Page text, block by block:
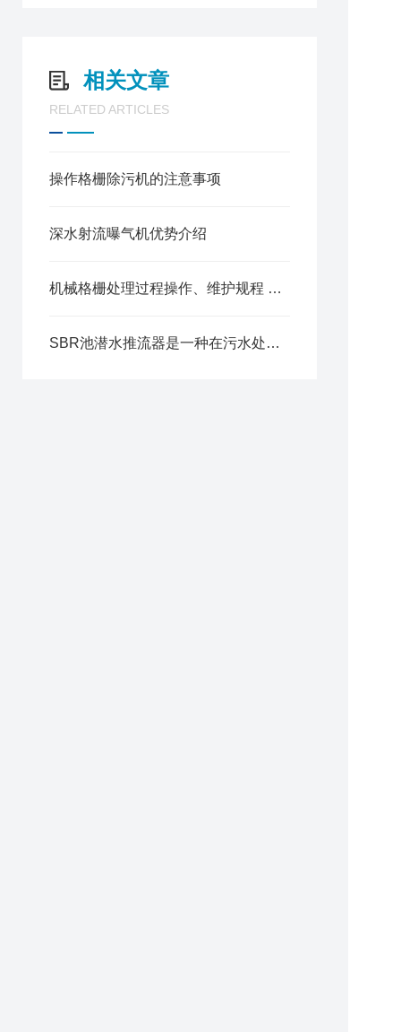
相关文章
RELATED ARTICLES
操作格栅除污机的注意事项
深水射流曝气机优势介绍
机械格栅处理过程操作、维护规程 太全了
SBR池潜水推流器是一种在污水处理过程中常用的设备